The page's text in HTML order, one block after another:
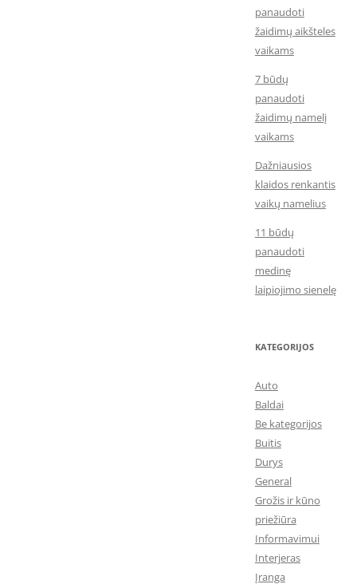
panaudoti
žaidimų aikšteles
vaikams
7 būdų
panaudoti
žaidimų namelį
vaikams
Dažniausios
klaidos renkantis
vaikų namelius
11 būdų
panaudoti
medinę
laipiojimo sienelę
KATEGORIJOS
Auto
Baldai
Be kategorijos
Buitis
Durys
General
Grožis ir kūno
priežiūra
Informavimui
Interjeras
Įranga